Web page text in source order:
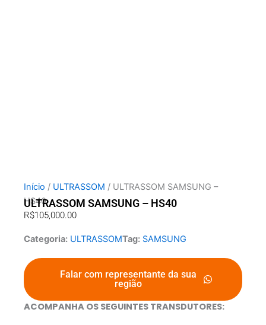
Início / ULTRASSOM / ULTRASSOM SAMSUNG –
HS40
ULTRASSOM SAMSUNG – HS40
R$105,000.00
Categoria: ULTRASSOMTag: SAMSUNG
Falar com representante da sua
região
ACOMPANHA OS SEGUINTES TRANSDUTORES: